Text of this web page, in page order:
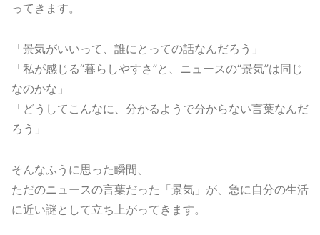
ってきます。
「景気がいいって、誰にとっての話なんだろう」
「私が感じる“暮らしやすさ”と、ニュースの“景気”は同じ
なのかな」
「どうしてこんなに、分かるようで分からない言葉なんだ
ろう」
そんなふうに思った瞬間、
ただのニュースの言葉だった「景気」が、急に自分の生活
に近い謎として立ち上がってきます。